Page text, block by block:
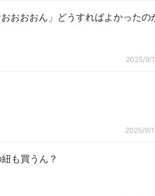
2025/9/
2025/9/
も買うん？